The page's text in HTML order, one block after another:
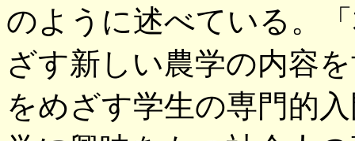
のように述べている。
ざす新しい農学の内容
をめざす学生の専門的